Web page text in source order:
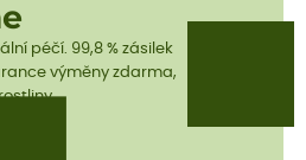
péčí. 99,8 % zásilek
výměny zdarma,